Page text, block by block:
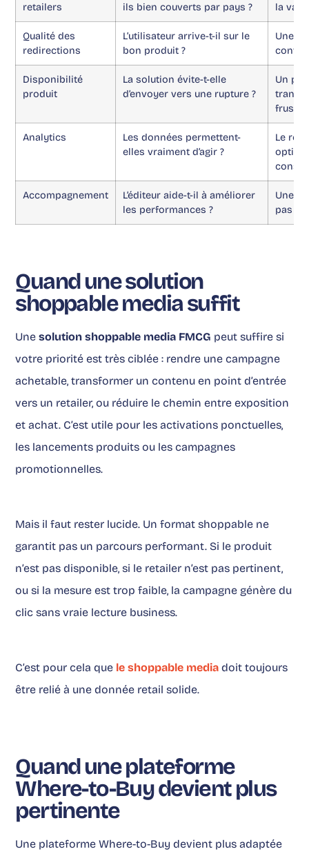
retailers
ils bien couverts par pays ?
la
Qualité des
redirections
L’utilisateur arrive-t-il sur le
bon produit ?
Une
Disponibilité
produit
La solution évite-t-elle
d’envoyer vers une rupture ?
Un
Analytics
Les données permettent-
elles vraiment d’agir ?
Le
Accompagnement
L’éditeur aide-t-il à améliorer
les performances ?
Une
pas
Quand une solution
shoppable media suffit
Unesolution shoppable media FMCG peut suffire si
votre priorité est très ciblée : rendre une campagne
achetable, transformer un contenu en point d’entrée
vers un retailer, ou réduire le chemin entre exposition
et achat. C’est utile pour les activations ponctuelles,
les lancements produits ou les campagnes
promotionnelles.
Mais il faut rester lucide. Un format shoppable ne
garantit pas un parcours performant. Si le produit
n’est pas disponible, si le retailer n’est pas pertinent,
ou si la mesure est trop faible, la campagne génère du
clic sans vraie lecture business.
C’est pour cela que le shoppable media doit toujours
être relié à une donnée retail solide.
Quand une plateforme
Where-to-Buy devient plus
pertinente
Une plateforme Where-to-Buy devient plus adaptée